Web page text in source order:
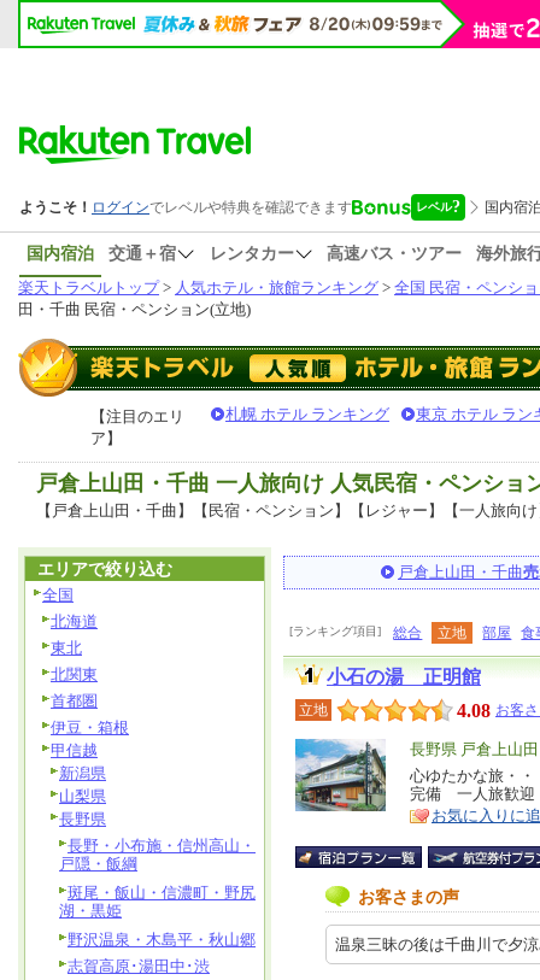
国内宿泊 交通＋宿 レンタカー 高速バス・ツアー
海外旅
楽天トラベルトップ> 人気ホテル・旅館ランキング > 全国 民宿・ペンシ
田・千曲 民宿・ペンション(立地)
【注目のエリ
ア】
札幌 ホテル ランキング 東京 ホテル ラン
戸倉上山田・千曲 一人旅向け 人気民宿・ペンショ
【戸倉上山田・千曲】【民宿・ペンション】【レジャー】【一人旅向
戸倉上山田・千曲
[ランキング項目] 総合 立地 部屋 食
小石の湯 正明館
立地 4.08 お客
エ
リ
ア
長野県 戸倉上山
特
徴
心ゆたかな旅・
完備 一人旅歓迎
お気に入りに
お客さまの声
温泉三昧の後は千曲川で夕
エリアで絞り込む
全国
北海道
東北
北関東
首都圏
伊豆・箱根
甲信越
新潟県
山梨県
長野県
長野・小布施・信州高山・
戸隠・飯綱
斑尾・飯山・信濃町・野尻
湖・黒姫
野沢温泉・木島平・秋山郷
志賀高原･湯田中･渋